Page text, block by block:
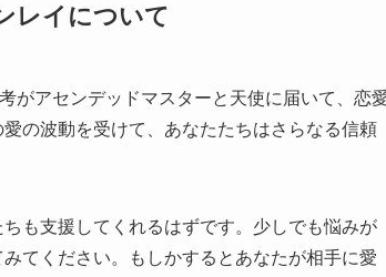
レイについて
がアセンデッドマスターと天使に届いて、恋
の波動を受けて、あなたたちはさらなる信頼
も支援してくれるはずです。少しでも悩みが
てください。もしかするとあなたが相手に愛